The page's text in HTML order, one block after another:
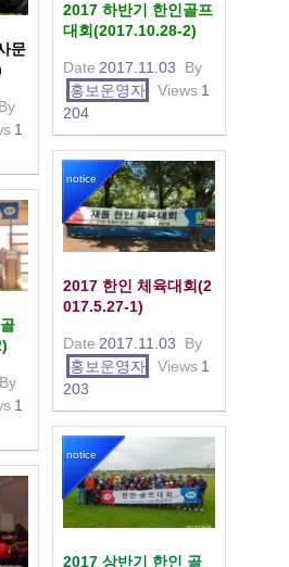
2017 하반기 한인골프
대회(2017.10.28-2)
Date 2017.11.03
By
홍보운영자
Views 1
204
문
By
1
notice
2017 한인 체육대회(2
017.5.27-1)
Date 2017.11.03
By
홍보운영자
Views 1
203
By
1
notice
2017 상반기 한인 골